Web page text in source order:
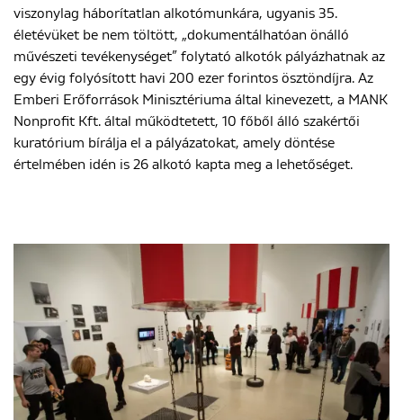
ENGLISH
viszonylag háborítatlan alkotómunkára, ugyanis 35.
életévüket be nem töltött, „dokumentálhatóan önálló
művészeti tevékenységet” folytató alkotók pályázhatnak az
egy évig folyósított havi 200 ezer forintos ösztöndíjra. Az
Emberi Erőforrások Minisztériuma által kinevezett, a MANK
Nonprofit Kft. által működtetett, 10 főből álló szakértői
kuratórium bírálja el a pályázatokat, amely döntése
értelmében idén is 26 alkotó kapta meg a lehetőséget.